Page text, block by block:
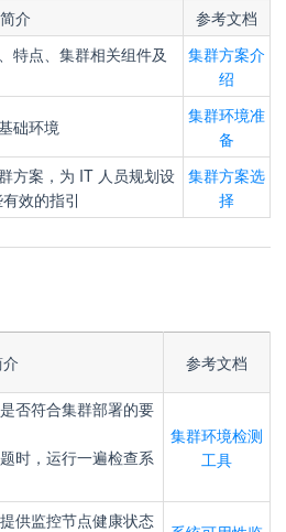
简介 参考文档
特点、集群相关组件及
集群方案介
绍
础环境
集群环境准
备
方案，为 IT 人员规划设
效的指引
集群方案选
择
参考文档
否符合集群部署的要
时，运行一遍检查系
集群环境检测
工具
供监控节点健康状态